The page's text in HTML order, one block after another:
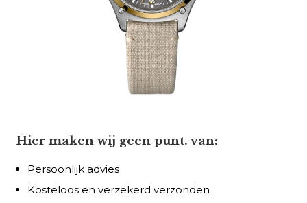
Hier maken wij geen punt. van:
Persoonlijk advies
Kosteloos en verzekerd verzonden